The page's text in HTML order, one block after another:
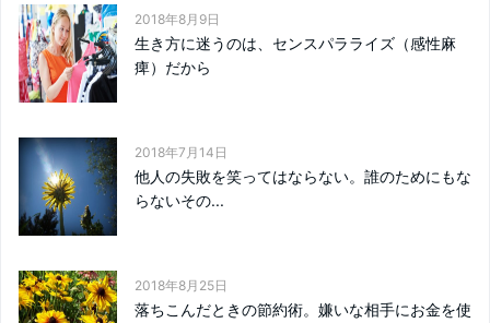
2018年8月9日
生き方に迷うのは、センスパラライズ（感性麻
痺）だから
2018年7月14日
他人の失敗を笑ってはならない。誰のためにもな
らないその...
2018年8月25日
落ちこんだときの節約術。嫌いな相手にお金を使